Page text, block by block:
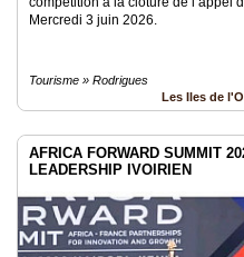
Mercredi 3 juin 2026.
Tourisme » Rodrigues
Les Iles de
AFRICA FORWARD SUMMIT
LEADERSHIP IVOIRIEN